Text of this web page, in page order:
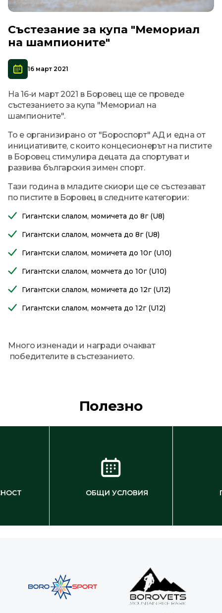
Състезание за купа "Мемориал
на шампионите"
16 март 2021
На 16-и март 2021 в Боровец ще се проведе
състезанието за купа "Мемориал на
шампионите".
То е организирано от "Бороспорт" АД и една от
инициативите, с които концесионерът на пистите
в Боровец стимулира децата да спортуват и
развива българския зимен спорт.
Тази година в младите скиори ще се състезават
по пистите в Боровец в следните категории:
Гигантски слалом, момичета до 8г (U8)
Гигантски слалом, момчета до 8г (U8)
Гигантски слалом, момичета до 10г (U10)
Гигантски слалом, момчета до 10г (U10)
Гигантски слалом, момичета до 12г (U12)
Гигантски слалом, момчета до 12г (U12)
Много изненади и награди очакват
победителите в състезанието.
Полезно
ОБЩИ УСЛОВИЯ